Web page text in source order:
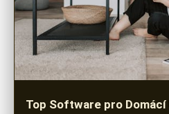
Top Software pro Domácí